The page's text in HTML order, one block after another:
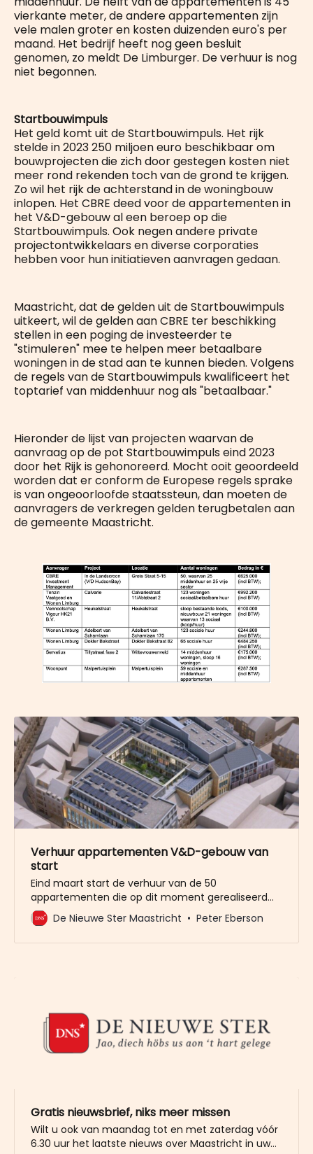
vierkante meter, de andere appartementen zijn
vele malen groter en kosten duizenden euro's per
maand. Het bedrijf heeft nog geen besluit
genomen, zo meldt De Limburger. De verhuur is nog
niet begonnen.
Startbouwimpuls
Het geld komt uit de Startbouwimpuls. Het rijk
stelde in 2023 250 miljoen euro beschikbaar om
bouwprojecten die zich door gestegen kosten niet
meer rond rekenden toch van de grond te krijgen.
Zo wil het rijk de achterstand in de woningbouw
inlopen. Het CBRE deed voor de appartementen in
het V&D-gebouw al een beroep op die
Startbouwimpuls. Ook negen andere private
projectontwikkelaars en diverse corporaties
hebben voor hun initiatieven aanvragen gedaan.
Maastricht, dat de gelden uit de Startbouwimpuls
uitkeert, wil de gelden aan CBRE ter beschikking
stellen in een poging de investeerder te
"stimuleren" mee te helpen meer betaalbare
woningen in de stad aan te kunnen bieden. Volgens
de regels van de Startbouwimpuls kwalificeert het
toptarief van middenhuur nog als "betaalbaar."
Hieronder de lijst van projecten waarvan de
aanvraag op de pot Startbouwimpuls eind 2023
door het Rijk is gehonoreerd. Mocht ooit geoordeeld
worden dat er conform de Europese regels sprake
is van ongeoorloofde staatssteun, dan moeten de
aanvragers de verkregen gelden terugbetalen aan
de gemeente Maastricht.
Verhuur appartementen V&D-gebouw van
start
Eind maart start de verhuur van de 50
appartementen die op dit moment gerealiseerd
worden in het voormalig warenhuis van V&D in de
Grote Staat. Dat heeft het bedrijf dat de verhuur
regelt woensdag bekendgemaakt. De woningen
De Nieuwe Ster Maastricht Peter Eberson
Gratis nieuwsbrief, niks meer missen
Wilt u ook van maandag tot en met zaterdag vóór
6.30 uur het laatste nieuws over Maastricht in uw